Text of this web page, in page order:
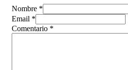
Nombre *
Email *
Comentario *